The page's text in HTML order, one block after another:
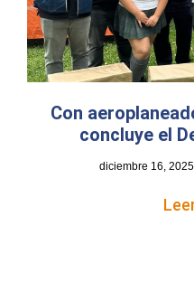
Con
concluye el
diciembre 16, 2025